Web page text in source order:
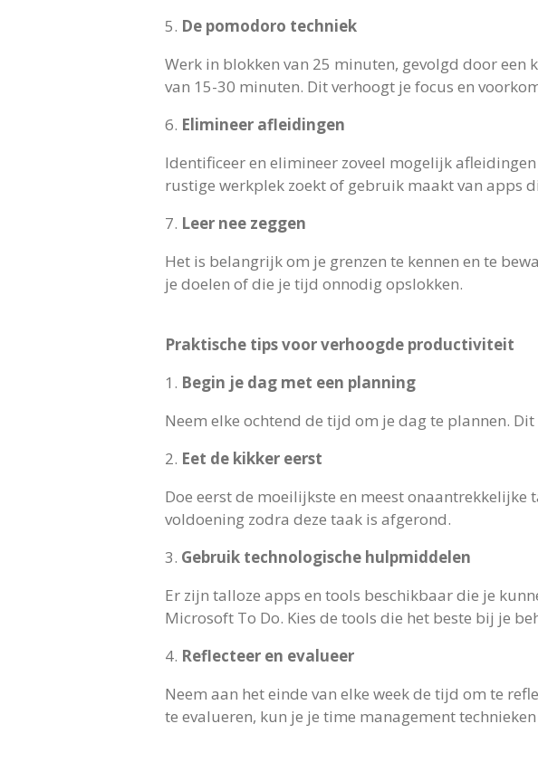
5. De pomodoro techniek
Werk in blokken van 25 minuten, gevolgd door een
van 15-30 minuten. Dit verhoogt je focus en
6. Elimineer afleidingen
Identificeer en elimineer zoveel mogelijk
rustige werkplek zoekt of gebruik maakt van apps
7. Leer nee zeggen
Het is belangrijk om je grenzen te kennen en te
je doelen of die je tijd onnodig opslokken.
Praktische tips voor verhoogde productiviteit
1. Begin je dag met een planning
Neem elke ochtend de tijd om je dag te plannen.
2. Eet de kikker eerst
Doe eerst de moeilijkste en meest
voldoening zodra deze taak is afgerond.
3. Gebruik technologische hulpmiddelen
Er zijn talloze apps en tools beschikbaar die je
Microsoft To Do. Kies de tools die het beste bij je
4. Reflecteer en evalueer
Neem aan het einde van elke week de tijd om te
te evalueren, kun je je time management